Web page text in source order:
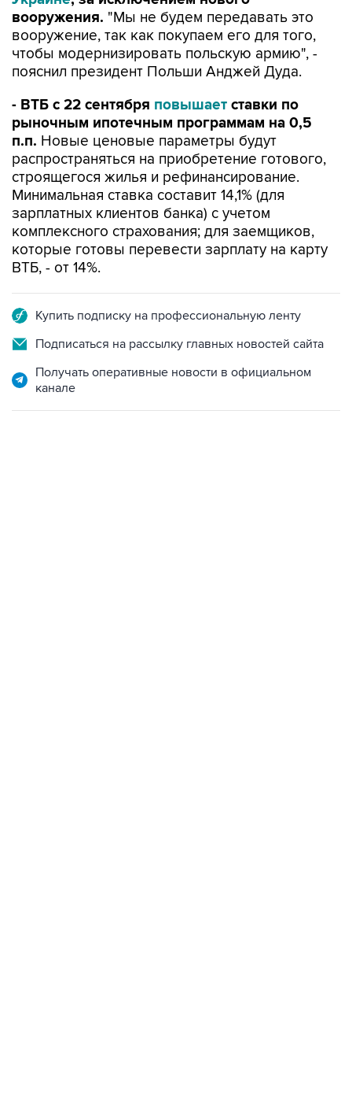
вооружения. "Мы не будем передавать это
вооружение, так как покупаем его для того,
чтобы модернизировать польскую армию", -
пояснил президент Польши Анджей Дуда.
- ВТБ с 22 сентября повышает ставки по
рыночным ипотечным программам на 0,5
п.п. Новые ценовые параметры будут
распространяться на приобретение готового,
строящегося жилья и рефинансирование.
Минимальная ставка составит 14,1% (для
зарплатных клиентов банка) с учетом
комплексного страхования; для заемщиков,
которые готовы перевести зарплату на карту
ВТБ, - от 14%.
Купить подписку на профессиональную ленту
Подписаться на рассылку главных новостей сайта
Получать оперативные новости в официальном
канале